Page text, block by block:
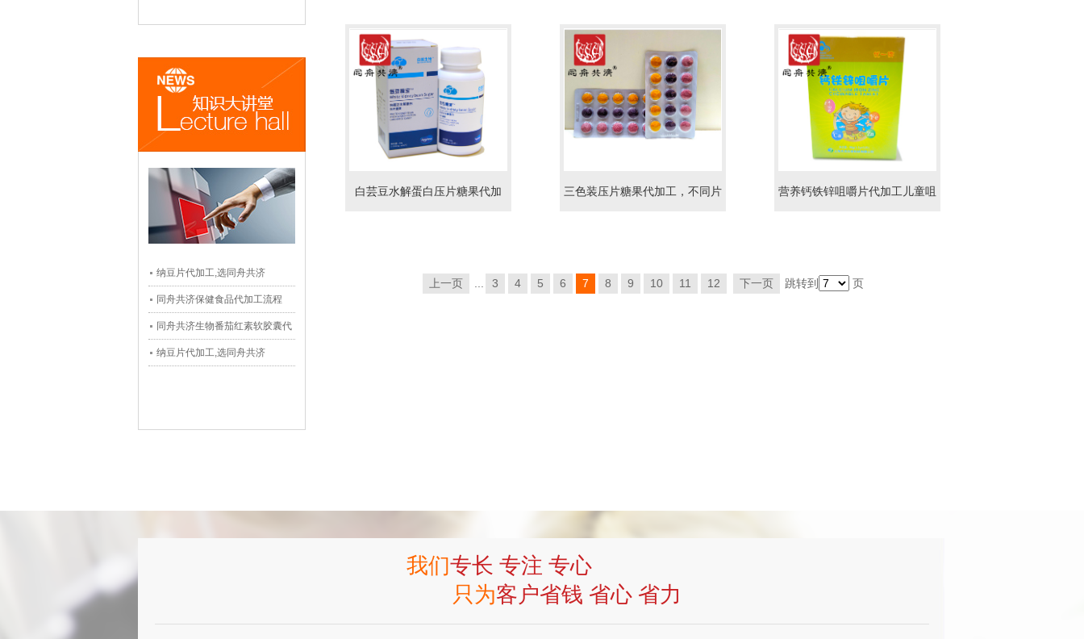
纳豆片代加工,选同舟共济
同舟共济保健食品代加工流程
同舟共济生物番茄红素软胶囊代
加工
纳豆片代加工,选同舟共济
白芸豆水解蛋白压片糖果代加 三色装压片糖果代加工，不同片 营养钙铁锌咀嚼片代加工儿童咀
上一页 3 4 5 6 7 8 9 10 11 12 下一页 跳转到 页
我们专长 专注 专心
只为客户省钱 省心 省力